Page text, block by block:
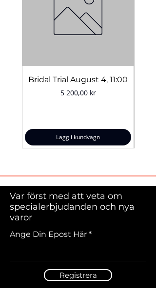
Passar till mogen hud
Cruelty-free
Kvantitet:10 g.
Bridal Trial August 4, 11:00
Pris
5 200,00 kr
Lägg i kundvagn
Var först med att veta om
specialerbjudanden och nya
varor
Ange Din Epost Här
Registrera